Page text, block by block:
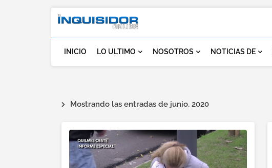
INICIO LO ULTIMO NOSOTROS NOTICIAS DE
Mostrando las entradas de junio, 2020